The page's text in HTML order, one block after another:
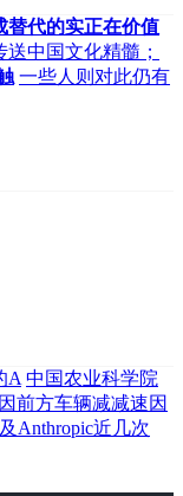
替代的实正在价值
送中国文化精髓；
一些人则对此仍有
A 中国农业科学院
前方车辆减减速因
Anthropic近几次